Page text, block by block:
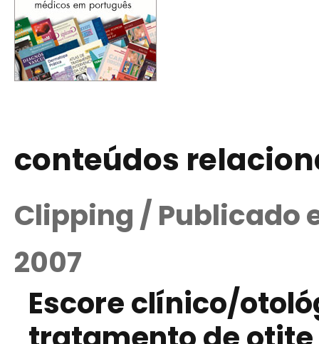
conteúdos
Clipping / Publicado
2007
Escore clínico/